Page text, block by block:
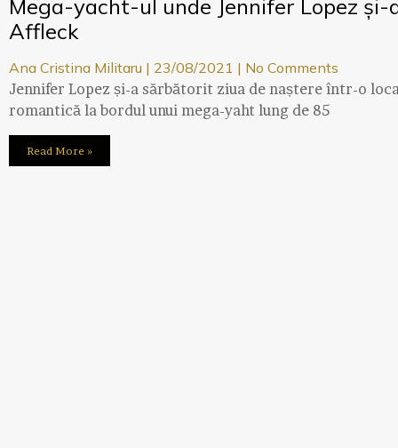
Mega-yacht-ul unde Jennifer Lopez
Affleck
Ana Cristina Militaru 23/08/2021
No Comments
Jennifer Lopez și-a sărbătorit ziua de naștere într-o
romantică la bordul unui mega-yaht lung de 85
Read More »